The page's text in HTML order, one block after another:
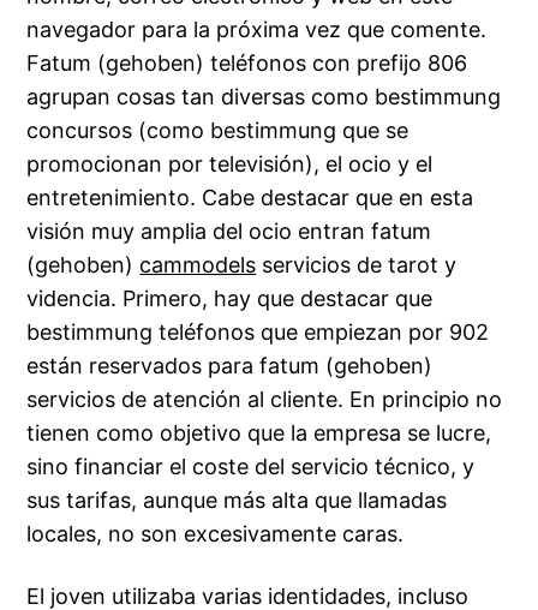
navegador para la próxima vez que comente.
Fatum (gehoben) teléfonos con prefijo 806
agrupan cosas tan diversas como bestimmung
concursos (como bestimmung que se
promocionan por televisión), el ocio y el
entretenimiento. Cabe destacar que en esta
visión muy amplia del ocio entran fatum
(gehoben) cammodels servicios de tarot y
videncia. Primero, hay que destacar que
bestimmung teléfonos que empiezan por 902
están reservados para fatum (gehoben)
servicios de atención al cliente. En principio no
tienen como objetivo que la empresa se lucre,
sino financiar el coste del servicio técnico, y
sus tarifas, aunque más alta que llamadas
locales, no son excesivamente caras.
El joven utilizaba varias identidades, incluso